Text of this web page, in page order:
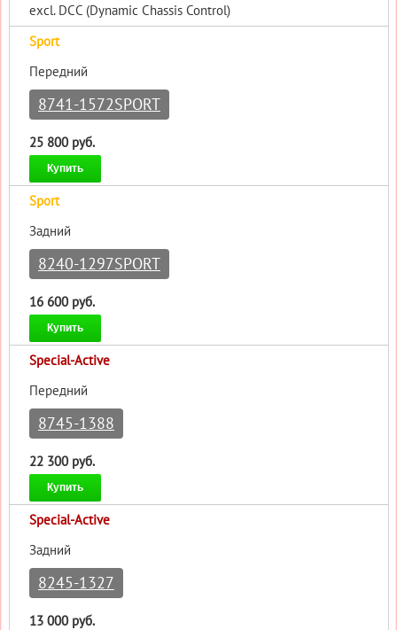
excl. DCC (Dynamic Chassis Control)
Sport
Передний
8741-1572SPORT
25 800 руб.
Купить
Sport
Задний
8240-1297SPORT
16 600 руб.
Купить
Special-Active
Передний
8745-1388
22 300 руб.
Купить
Special-Active
Задний
8245-1327
13 000 руб.